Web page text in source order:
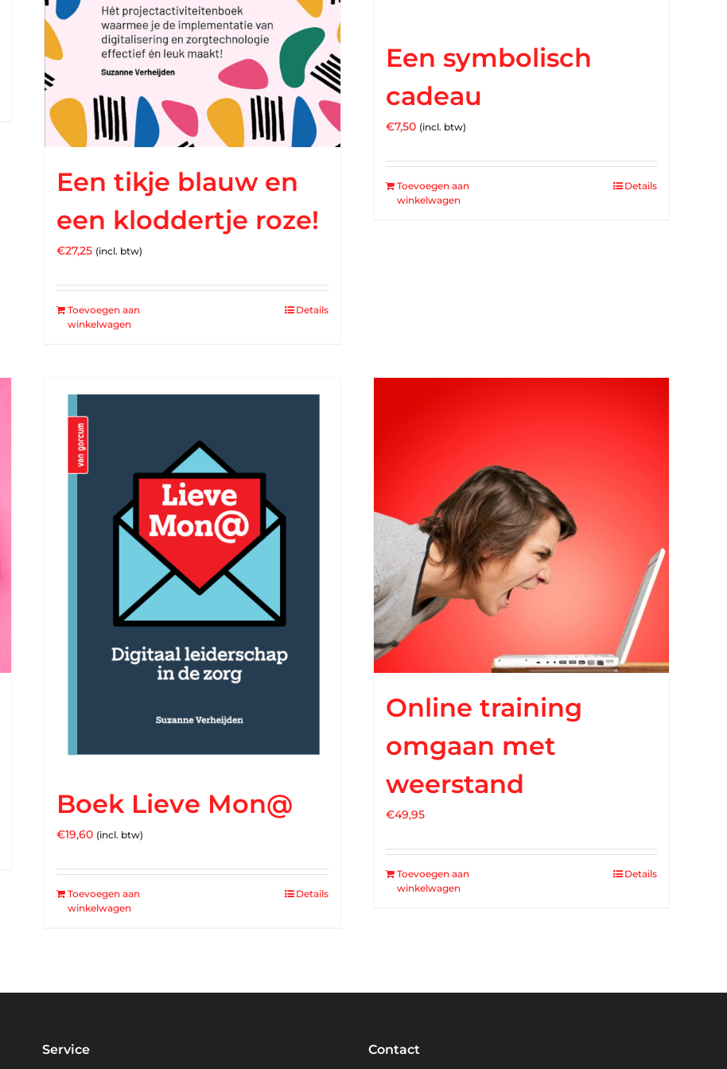
Een tikje blauw en
een kloddertje roze!
€27,25 (incl. btw)
Toevoegen aan
winkelwagen
Details
Een symbolisch
cadeau
€7,50 (incl. btw)
Toevoegen aan
winkelwagen
Details
Boek Lieve Mon@
€19,60 (incl. btw)
Toevoegen aan
winkelwagen
Details
Online training
omgaan met
weerstand
€49,95
Toevoegen aan
winkelwagen
Details
Service Contact